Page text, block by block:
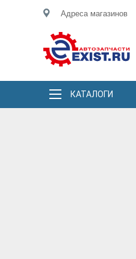
Адреса магазинов
КАТАЛОГИ